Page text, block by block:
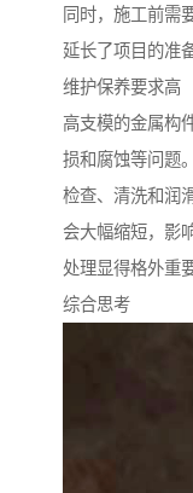
同时，施工前需
延长了项目的准
维护保养要求高
高支模的金属构
损和腐蚀等问题
检查、清洗和润
会大幅缩短，影
处理显得格外重要
综合思考